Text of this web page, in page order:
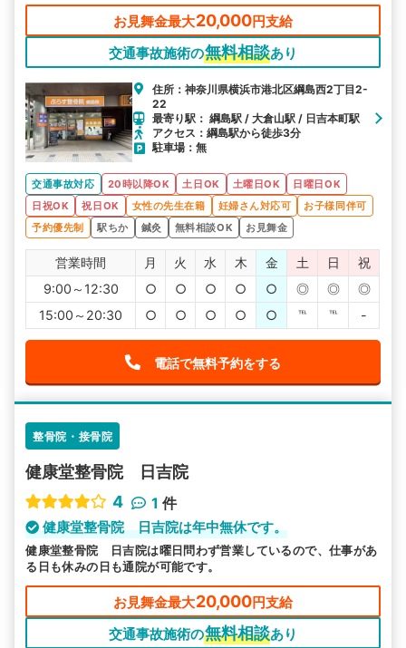
お見舞金最大20,000円支給
交通事故施術の無料相談あり
住所：神奈川県横浜市港北区綱島西2丁目2-
22
最寄り駅： 綱島駅 / 大倉山駅 / 日吉本町駅
アクセス：綱島駅から徒歩3分
駐車場：無
交通事故対応 20時以降OK 土日OK 土曜日OK
日曜日OK
日祝OK
祝日OK 女性の先生在籍 妊婦さん対応可
お子様同伴可
予約優先制
駅ちか 鍼灸 無料相談OK お見舞金
営業時間 月 火 水 木 金 土 日
祝
9:00～12:30
○ ○ ○ ○ ○ ◎ ◎
◎
15:00～20:30
○ ○ ○ ○ ○ ℡ ℡ -
電話で無料予約をする
整骨院・接骨院
健康堂整骨院 日吉院
4
1 件
健康堂整骨院 日吉院は年中無休です。
健康堂整骨院 日吉院は曜日問わず営業しているので、仕事があ
る日も休みの日も通院が可能です。
お見舞金最大20,000円支給
交通事故施術の無料相談あり